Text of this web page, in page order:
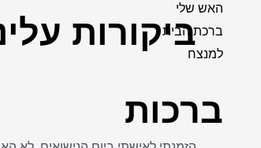
האש שלי
ברכת הבית
למנצח
ברכות
ביקורות